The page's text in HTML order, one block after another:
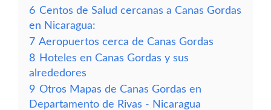
6 Centos de Salud cercanas a Canas Gordas
en Nicaragua:
7 Aeropuertos cerca de Canas Gordas
8 Hoteles en Canas Gordas y sus
alrededores
9 Otros Mapas de Canas Gordas en
Departamento de Rivas - Nicaragua